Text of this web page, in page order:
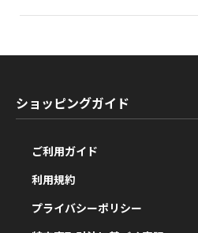
ショッピングガイド
ご利用ガイド
利用規約
プライバシーポリシー